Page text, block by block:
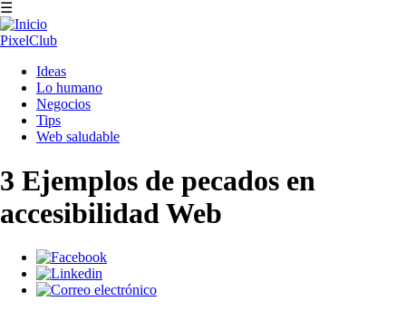
Pasar
al
contenido
☰
PixelClub
Navegación
principal
Ideas
Lo humano
Negocios
Tips
Web saludable
3 Ejemplos de pecados en
accesibilidad Web